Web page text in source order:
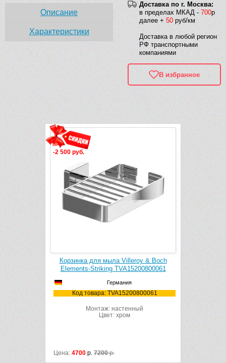
Доставка по г. Москва:
в пределах МКАД - 700р
далее + 50 руб/км
Доставка в любой регион
РФ транспортными
компаниями
В избранное
Описание
Характеристики
-2 500 руб.
Корзинка для мыла Villeroy & Boch
Elements-Striking TVA15200800061
Германия
Код товара: TVA15200800061
Монтаж: настенный
Цвет: хром
Цена:4700 р.7200 р.